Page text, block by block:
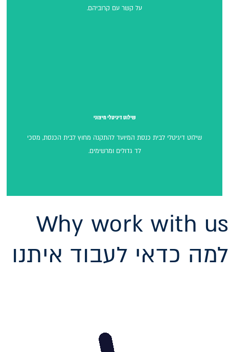
על קשר עם קרוביהם.
שילוט דיגיטלי חיצוני
שילוט דיגיטלי לבית כנסת המיועד להתקנה מחוץ לבית הכנסת, מסכי
לד גדולים ומרשימים.
Why work with us
למה כדאי לעבוד איתנו